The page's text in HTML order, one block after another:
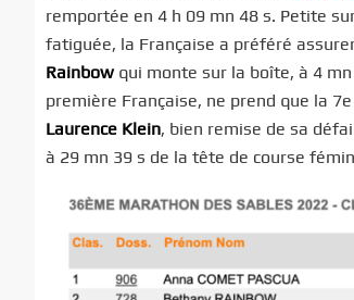
remportée en 4 h 09 mn 48 s. Petite
fatiguée, la Française a préféré
Rainbowqui monte sur la boîte, à 4
première Française, ne prend que la
Laurence Klein, bien remise de sa
à 29 mn 39 s de la tête de course